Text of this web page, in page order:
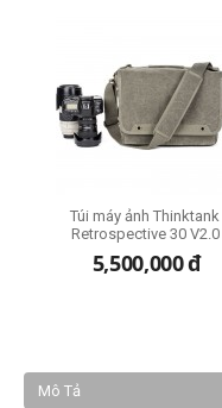
Túi máy ảnh Thinktank
Retrospective 30 V2.0
5,500,000đ
Mô Tả